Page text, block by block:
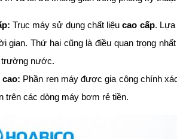
Trục máy sử dụng chất liệucao cấp. Lựa
gian. Thứ hai cũng là điều quan trọng
trường nước.
Phần ren máy được gia công chính
trên các dòng máy bơm rẻ tiền.